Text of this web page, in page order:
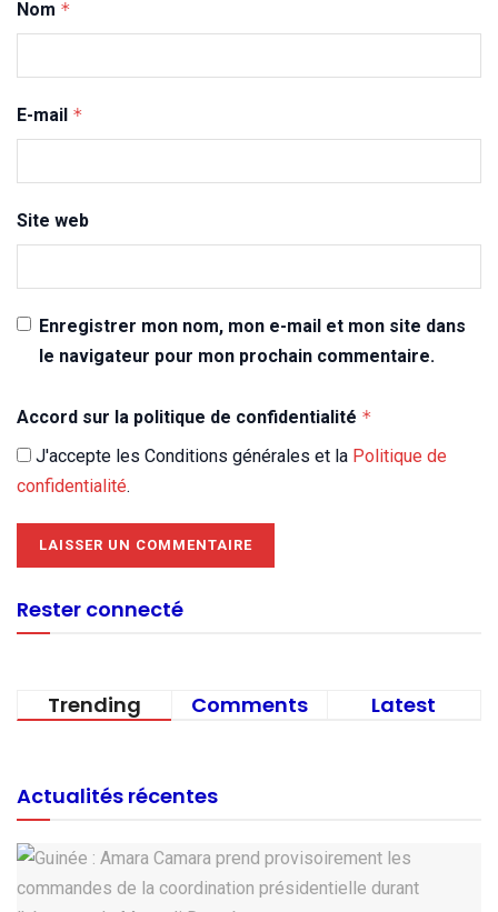
Nom *
E-mail *
Site web
Enregistrer mon nom, mon e-mail et mon site dans
le navigateur pour mon prochain commentaire.
Accord sur la politique de confidentialité *
J'accepte les Conditions générales et la Politique de
confidentialité.
Rester connecté
Trending Comments Latest
Actualités récentes